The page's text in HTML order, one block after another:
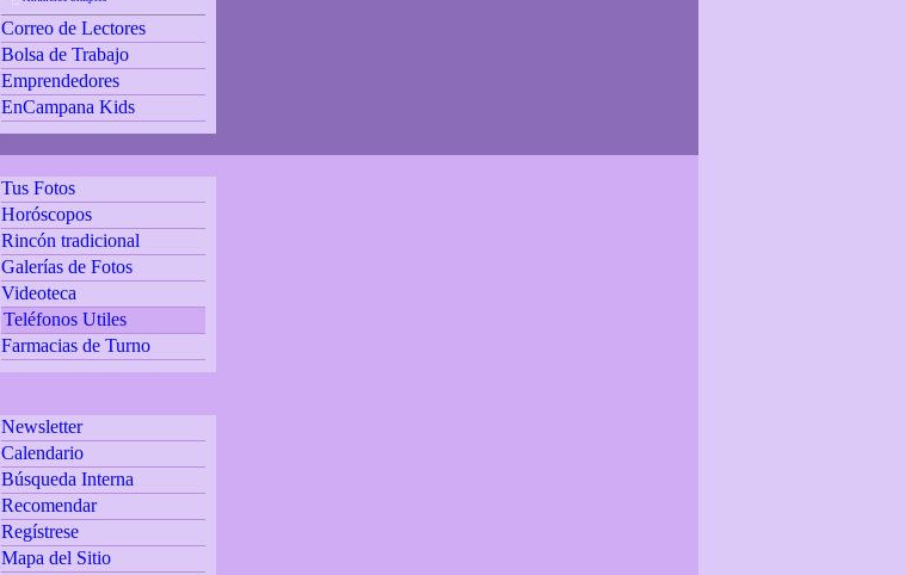
Correo de Lectores
Bolsa de Trabajo
Emprendedores
EnCampana Kids
Tus Fotos
Horóscopos
Rincón tradicional
Galerías de Fotos
Videoteca
Teléfonos Utiles
Farmacias de Turno
Newsletter
Calendario
Búsqueda Interna
Recomendar
Regístrese
Mapa del Sitio